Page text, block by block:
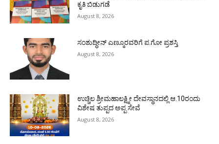
ಕೃತಿ ಬಿಡುಗಡೆ
August 8, 2026
ಸಂಶುದ್ಧೀನ್ ಎಣ್ಮೂರವರಿಗೆ ಪ.ಗೋ ಪ್ರಶಸ್ತಿ
August 8, 2026
ಉಚ್ಚಿಲ ಶ್ರೀಮಹಾಲಕ್ಷ್ಮೀ ದೇವಸ್ಥಾನದಲ್ಲಿ ಆ.10ರಂದು
ವಿಶೇಷ ತುಪ್ಪದ ಅಪ್ಪ ಸೇವೆ
August 8, 2026